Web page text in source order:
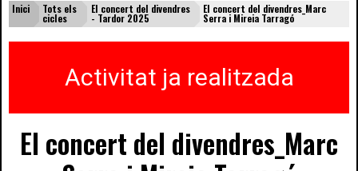
Inici Tots els
cicles
El concert del divendres
- Tardor 2025
El concert del divendres_Marc
Serra i Mireia Tarragó
Activitat ja realitzada
El concert del divendres_Marc